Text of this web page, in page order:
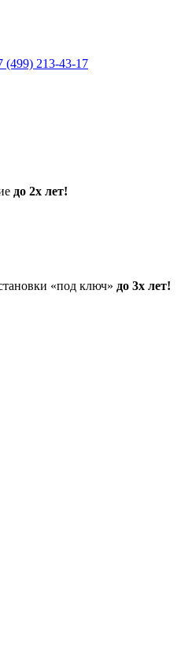
(499) 213-43-17
до 2х лет!
«под ключ» до 3х лет!